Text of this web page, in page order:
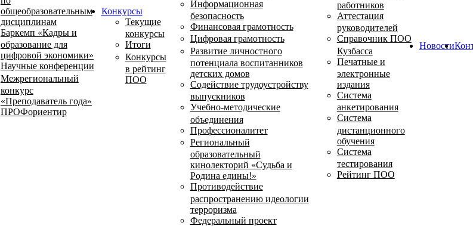
общеобразовательным
дисциплинам
Баркемп «Кадры и
образование для
цифровой экономики»
Научные конференции
Межрегиональный
конкурс
«Преподаватель года»
ПРОФориентир
Конкурсы
Текущие
конкурсы
Итоги
Конкурсы
в рейтинг
ПОО
Информационная
безопасность
Финансовая грамотность
Цифровая грамотность
Развитие личностного
потенциала воспитанников
детских домов
Содействие трудоустройству
выпускников
Учебно-методические
объединения
Профессионалитет
Региональный
образовательный
кинолекторий «Судьба и
Родина едины!»
Противодействие
распространению идеологии
терроризма
Федеральный проект
работников
Аттестация
руководителей
Справочник ПОО
Кузбасса
Печатные и
электронные
издания
Система
анкетирования
Система
дистанционного
обучения
Система
тестирования
Рейтинг ПОО
Новости